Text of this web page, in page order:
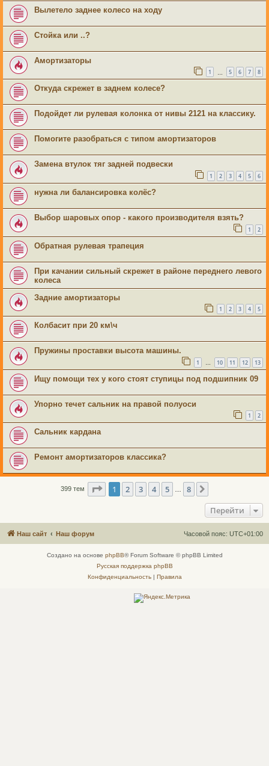
Вылетело заднее колесо на ходу
Стойка или ..?
Амортизаторы
1 5 6 7 8
Откуда скрежет в заднем колесе?
Подойдет ли рулевая колонка от нивы 2121 на классику.
Помогите разобраться с типом амортизаторов
Замена втулок тяг задней подвески
1 2 3 4 5 6
нужна ли балансировка колёс?
Выбор шаровых опор - какого производителя взять?
1 2
Обратная рулевая трапеция
При качании сильный скрежет в районе переднего левого
колеса
Задние амортизаторы
1 2 3 4 5
Колбасит при 20 км\ч
Пружины проставки высота машины.
1 … 10 11 12 13
Ищу помощи тех у кого стоят ступицы под подшипник 09
Упорно течет сальник на правой полуоси
1 2
Сальник кардана
Ремонт амортизаторов классика?
399 тем Страница из
1 2 3 4 5 … 8
Перейти
Наш сайт Наш форум Часовой пояс: UTC+01:00
Создано на основе phpBB® Forum Software © phpBB Limited
Русская поддержка phpBB
Конфиденциальность| Правила